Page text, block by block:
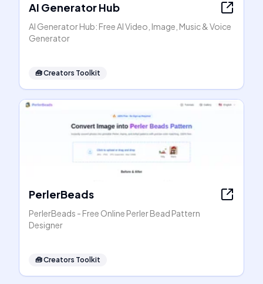
AI Generator Hub
AI Generator Hub: Free AI Video, Image, Music & Voice
Generator
🧰Creators Toolkit
PerlerBeads
PerlerBeads - Free Online Perler Bead Pattern
Designer
🧰Creators Toolkit